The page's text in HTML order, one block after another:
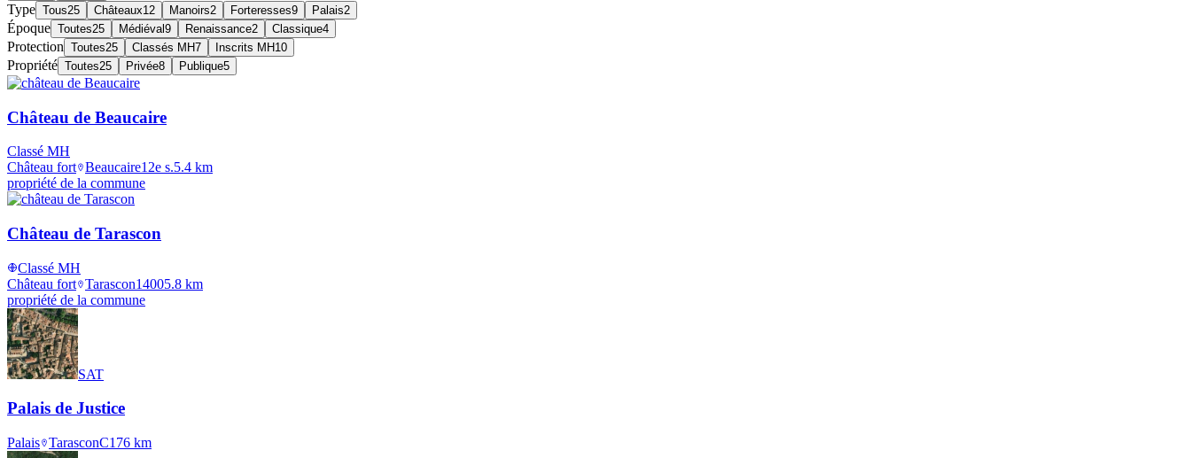
Type Tous25 Châteaux12 Manoirs2 Forteresses9 Palais2
Époque Toutes25 Médiéval 9 Renaissance2 Classique4
Protection Toutes25 Classés MH7 Inscrits MH10
Propriété Toutes25 Privée8 Publique5
Château de Beaucaire
Classé MH
Château fort Beaucaire12e s.5.4 km
propriété de la commune
Château de Tarascon
Classé MH
Château fort Tarascon14005.8 km
propriété de la commune
SAT
Palais de Justice
Palais TarasconC176 km